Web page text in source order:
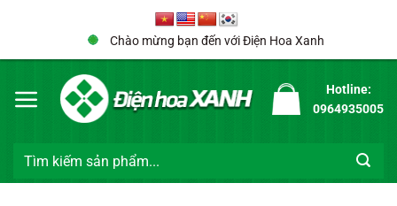
Chào mừng bạn đến với Điện Hoa Xanh
Hotline:
0964935005
Tìm